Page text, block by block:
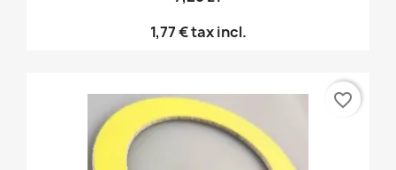
1,77 €tax incl.
favorite_border